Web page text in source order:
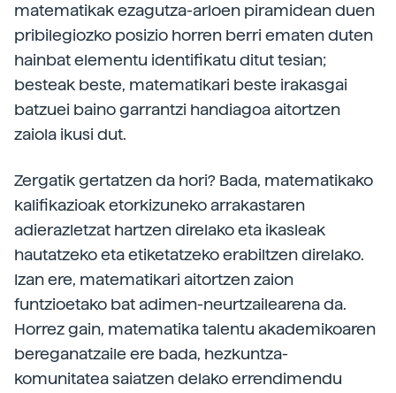
matematikak ezagutza-arloen piramidean duen
pribilegiozko posizio horren berri ematen duten
hainbat elementu identifikatu ditut tesian;
besteak beste, matematikari beste irakasgai
batzuei baino garrantzi handiagoa aitortzen
zaiola ikusi dut.
Zergatik gertatzen da hori? Bada, matematikako
kalifikazioak etorkizuneko arrakastaren
adierazletzat hartzen direlako eta ikasleak
hautatzeko eta etiketatzeko erabiltzen direlako.
Izan ere, matematikari aitortzen zaion
funtzioetako bat adimen-­neurtzailearena da.
Horrez gain, matematika talentu akademikoaren
bereganatzaile ere bada, hezkuntza-
komunitatea saiatzen delako errendimendu